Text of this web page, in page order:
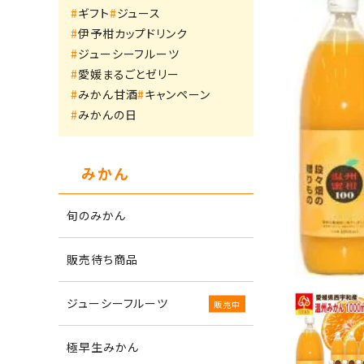
ギフト ジュース
伊予柑カップドリンク
ジューシーフルーツ
愛媛まるごとゼリー
みかん甘酒 キャンペーン
みかんの日
みかん
旬のみかん
販売待ち商品
ジューシーフルーツ
極早生みかん